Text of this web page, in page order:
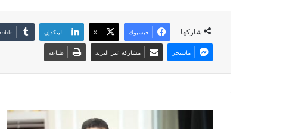
شاركها فيسبوك X لينكدإن
ماسنجر مشاركة عبر البريد طباعة